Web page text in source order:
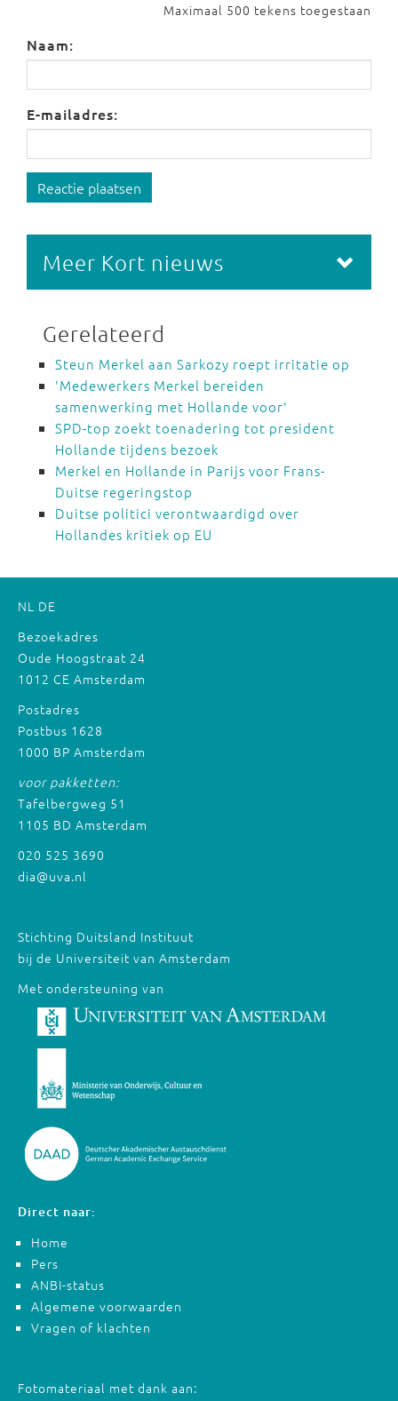
Maximaal 500 tekens toegestaan
Naam:
E-mailadres:
Reactie plaatsen
Meer Kort nieuws
Gerelateerd
Steun Merkel aan Sarkozy roept irritatie op
'Medewerkers Merkel bereiden
samenwerking met Hollande voor'
SPD-top zoekt toenadering tot president
Hollande tijdens bezoek
Merkel en Hollande in Parijs voor Frans-
Duitse regeringstop
Duitse politici verontwaardigd over
Hollandes kritiek op EU
NL DE
Bezoekadres
Oude Hoogstraat 24
1012 CE Amsterdam
Postadres
Postbus 1628
1000 BP Amsterdam
voor pakketten:
Tafelbergweg 51
1105 BD Amsterdam
020 525 3690
dia@uva.nl
Stichting Duitsland Instituut
bij de Universiteit van Amsterdam
Met ondersteuning van
Direct naar:
Home
Pers
ANBI-status
Algemene voorwaarden
Vragen of klachten
Fotomateriaal met dank aan: